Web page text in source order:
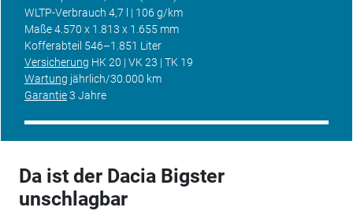
WLTP-Verbrauch 4,7 l | 106 g/km
Maße 4.570 x 1.813 x 1.655 mm
Kofferabteil 546–1.851 Liter
Versicherung HK 20 | VK 23 | TK 19
Wartung jährlich/30.000 km
Garantie3 Jahre
Da ist der Dacia Bigster
unschlagbar